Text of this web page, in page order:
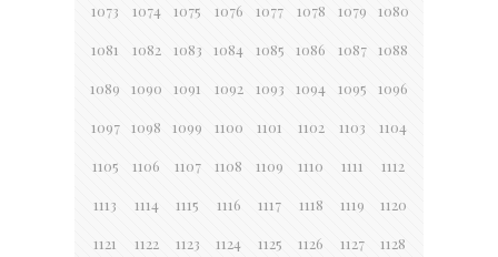
1073 1074 1075 1076 1077 1078 1079 1080
1081 1082 1083 1084 1085 1086 1087 1088
1089 1090 1091 1092 1093 1094 1095 1096
1097 1098 1099 1100 1101 1102 1103 1104
1105 1106 1107 1108 1109 1110 1111 1112
1113 1114 1115 1116 1117 1118 1119 1120
1121 1122 1123 1124 1125 1126 1127 1128